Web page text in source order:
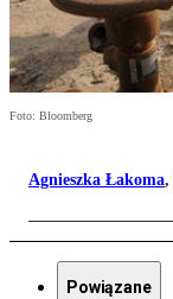
Foto: Bloomberg
Agnieszka Łakoma,
Powiązane